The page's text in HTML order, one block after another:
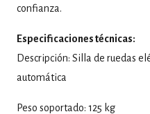
confianza.
Especificaciones técnicas:
Descripción: Silla de ruedas
automática
Peso soportado: 125 kg